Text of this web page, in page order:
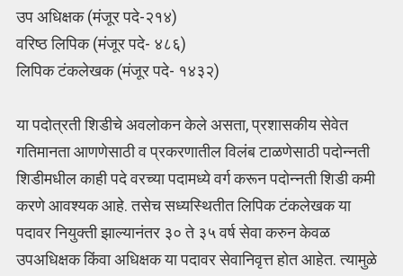
उप अधिक्षक (मंजूर पदे-२१४)
वरिष्ठ लिपिक (मंजूर पदे- ४८६)
लिपिक टंकलेखक (मंजूर पदे- १४३२)
या पदोत्रती शिडीचे अवलोकन केले असता, प्रशासकीय सेवेत
गतिमानता आणणेसाठी व प्रकरणातील विलंब टाळणेसाठी पदोन्नती
शिडीमधील काही पदे वरच्या पदामध्ये वर्ग करून पदोन्नती शिडी कमी
करणे आवश्यक आहे. तसेच सध्यस्थितीत लिपिक टंकलेखक या
पदावर नियुक्ती झाल्यानंतर ३० ते ३५ वर्ष सेवा करुन केवळ
उपअधिक्षक किंवा अधिक्षक या पदावर सेवानिवृत्त होत आहेत. त्यामुळे